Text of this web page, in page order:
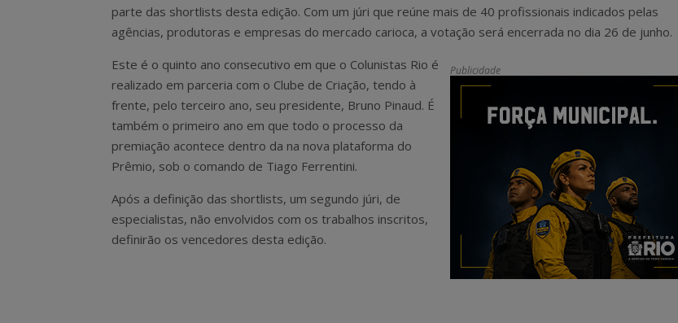
parte das shortlists desta edição. Com um júri que reúne mais de 40 profissionais indicados pelas
agências, produtoras e empresas do mercado carioca, a votação será encerrada no dia 26 de junho.
Publicidade
Este é o quinto ano consecutivo em que o Colunistas Rio é
realizado em parceria com o Clube de Criação, tendo à
frente, pelo terceiro ano, seu presidente, Bruno Pinaud. É
também o primeiro ano em que todo o processo da
premiação acontece dentro da na nova plataforma do
Prêmio, sob o comando de Tiago Ferrentini.
Após a definição das shortlists, um segundo júri, de
especialistas, não envolvidos com os trabalhos inscritos,
definirão os vencedores desta edição.